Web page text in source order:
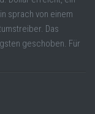
sprach von einem
Das
geschoben. Für